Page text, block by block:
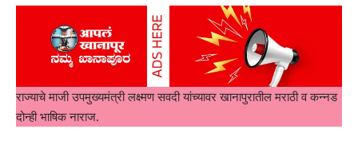
राज्याचे माजी उपमुख्यमंत्री लक्ष्मण सवदी यांच्यावर खानापुरातील मराठी व कन्नड
दोन्ही भाषिक नाराज.